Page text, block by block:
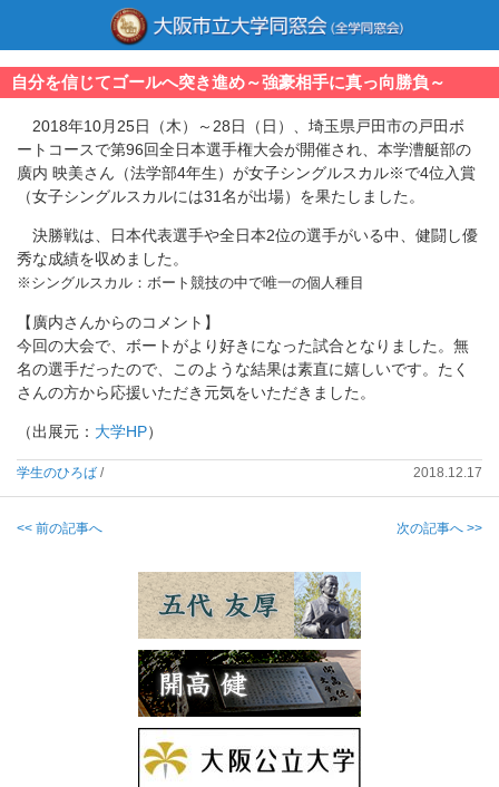
自分を信じてゴールへ突き進め～強豪相手に真っ向勝負～
2018年10月25日（木）～28日（日）、埼玉県戸田市の戸田ボ
ートコースで第96回全日本選手権大会が開催され、本学漕艇部の
廣内 映美さん（法学部4年生）が女子シングルスカル※で4位入賞
（女子シングルスカルには31名が出場）を果たしました。
決勝戦は、日本代表選手や全日本2位の選手がいる中、健闘し優
秀な成績を収めました。
※シングルスカル：ボート競技の中で唯一の個人種目
【廣内さんからのコメント】
今回の大会で、ボートがより好きになった試合となりました。無
名の選手だったので、このような結果は素直に嬉しいです。たく
さんの方から応援いただき元気をいただきました。
（出展元： 大学HP）
学生のひろば / 2018.12.17
<< 前の記事へ 次の記事へ >>